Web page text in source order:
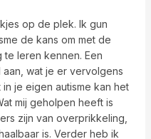
op de plek. Ik gun
de kans om met de
te leren kennen. Een
wat je er vervolgens
je eigen autisme kan het
mij geholpen heeft is
zijn van overprikkeling,
is. Verder heb ik